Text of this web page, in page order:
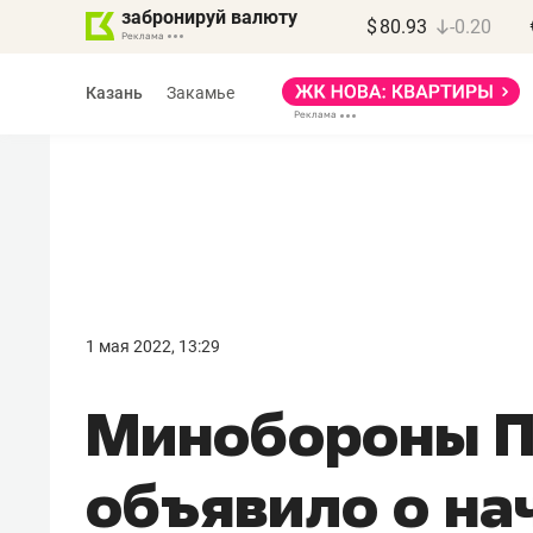
забронируй валюту $ 80.93 -0.20
Казань Закамье
1 мая 2022, 13:29
Минобороны
объявило о
правил, бизнес может
потерять минимум